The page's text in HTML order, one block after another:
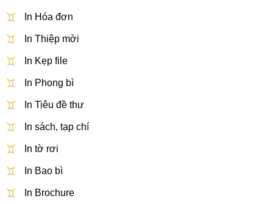
In Hóa đơn
In Thiệp mời
In Kẹp file
In Phong bì
In Tiêu đề thư
In sách, tạp chí
In tờ rơi
In Bao bì
In Brochure